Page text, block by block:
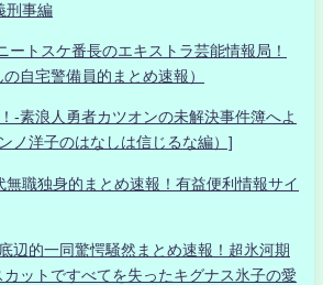
刑事編
ートスケ番長のエキストラ芸能情報局！
自宅警備員的まとめ速報）
-素浪人勇者カツオンの未解決事件簿へよ
ノ洋子のはなしは信じるな編）]
独身的まとめ速報！有益便利情報サイ
辺的一同驚愕騒然まとめ速報！超氷河期
ットですべてを失ったキグナス氷子の愛